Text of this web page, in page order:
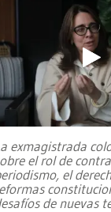
exmagistrada
el rol de
el
de nuevas